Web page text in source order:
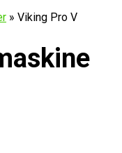
» Viking Pro V